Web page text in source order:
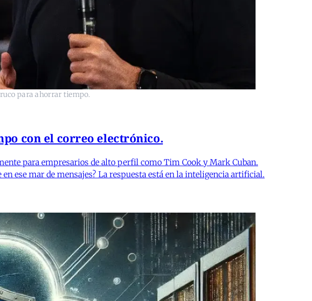
para ahorrar tiempo.
con el correo electrónico.
para empresarios de alto perfil como Tim Cook y Mark Cuban.
ese mar de mensajes? La respuesta está en la inteligencia artificial.